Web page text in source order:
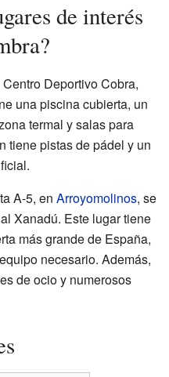
de interés
Deportivo Cobra,
una piscina cubierta, un
termal y salas para
tiene pistas de pádel y un
A-5, en Arroyomolinos, se
Xanadú. Este lugar tiene
más grande de España,
necesario. Además,
de ocio y numerosos